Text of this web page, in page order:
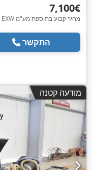
‏7,100 ‏€
EXW מחיר קבוע בתוספת מע"מ
התקשר
מודעה קטנה